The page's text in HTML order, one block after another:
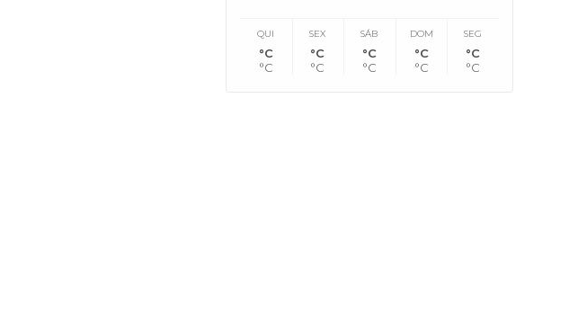
QUI
°C
°C
SEX
°C
°C
SÁB
°C
°C
DOM
°C
°C
SEG
°C
°C